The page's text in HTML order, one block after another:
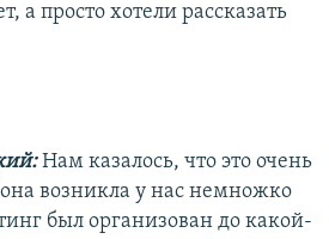
а просто хотели рассказать
Нам казалось, что это очень
возникла у нас немножко
был организован до какой-